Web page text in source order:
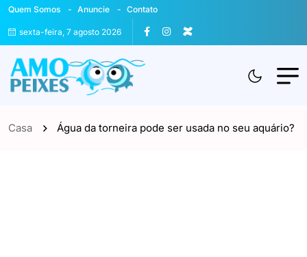
Quem Somos Anuncie Contato
sexta-feira, 7 agosto 2026
Casa Água da torneira pode ser usada no seu aquário?